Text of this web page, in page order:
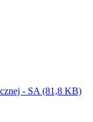
- SA (81,8 KB)